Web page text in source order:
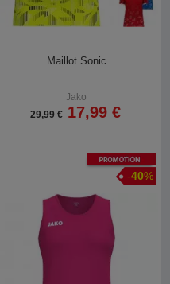
Maillot Sonic
Jako
29,99 € 17,99 €
Promotion
-40%